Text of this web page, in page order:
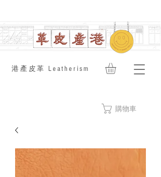
​港產皮革 Leatherism
購物車